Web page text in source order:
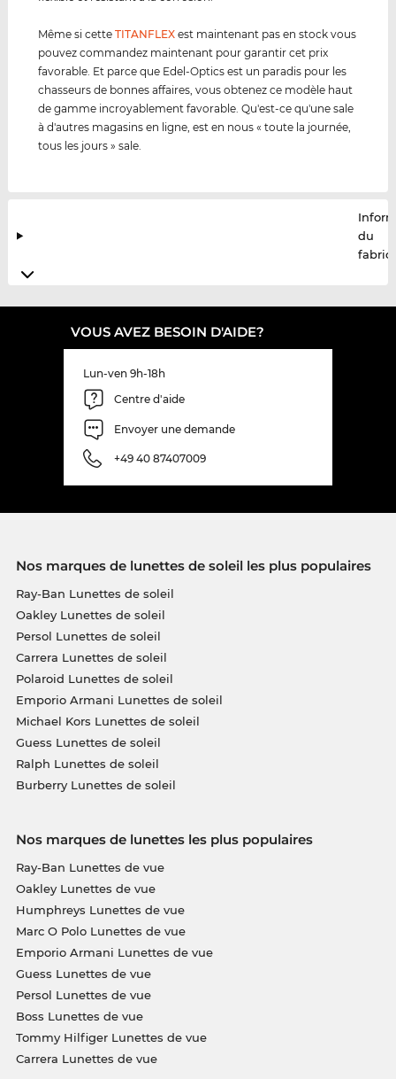
Même si cetteTITANFLEX est maintenant pas en stock vous
pouvez commandez maintenant pour garantir cet prix
favorable. Et parce que Edel-Optics est un paradis pour les
chasseurs de bonnes affaires, vous obtenez ce modèle haut
de gamme incroyablement favorable. Qu'est-ce qu'une sale
à d'autres magasins en ligne, est en nous « toute la journée,
tous les jours » sale.
du
VOUS AVEZ BESOIN D'AIDE?
Lun-ven 9h-18h
Centre d'aide
Envoyer une demande
+49 40 87407009
Nos marques de lunettes de soleil les plus populaires
Ray-Ban Lunettes de soleil
Oakley Lunettes de soleil
Persol Lunettes de soleil
Carrera Lunettes de soleil
Polaroid Lunettes de soleil
Emporio Armani Lunettes de soleil
Michael Kors Lunettes de soleil
Guess Lunettes de soleil
Ralph Lunettes de soleil
Burberry Lunettes de soleil
Nos marques de lunettes les plus populaires
Ray-Ban Lunettes de vue
Oakley Lunettes de vue
Humphreys Lunettes de vue
Marc O Polo Lunettes de vue
Emporio Armani Lunettes de vue
Guess Lunettes de vue
Persol Lunettes de vue
Boss Lunettes de vue
Tommy Hilfiger Lunettes de vue
Carrera Lunettes de vue